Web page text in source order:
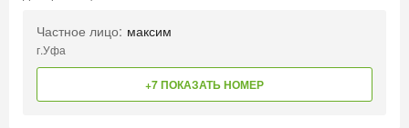
Частное лицо: максим
г.Уфа
+7 ПОКАЗАТЬ НОМЕР